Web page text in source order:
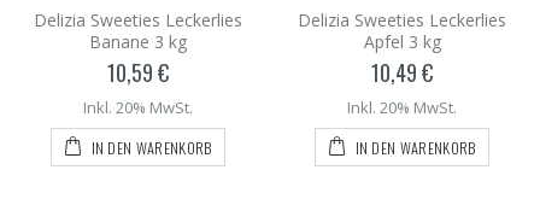
Delizia Sweeties Leckerlies
Banane 3 kg
10,59 €
Inkl. 20% MwSt.
IN DEN WARENKORB
Delizia Sweeties Leckerlies
Apfel 3 kg
10,49 €
Inkl. 20% MwSt.
IN DEN WARENKORB